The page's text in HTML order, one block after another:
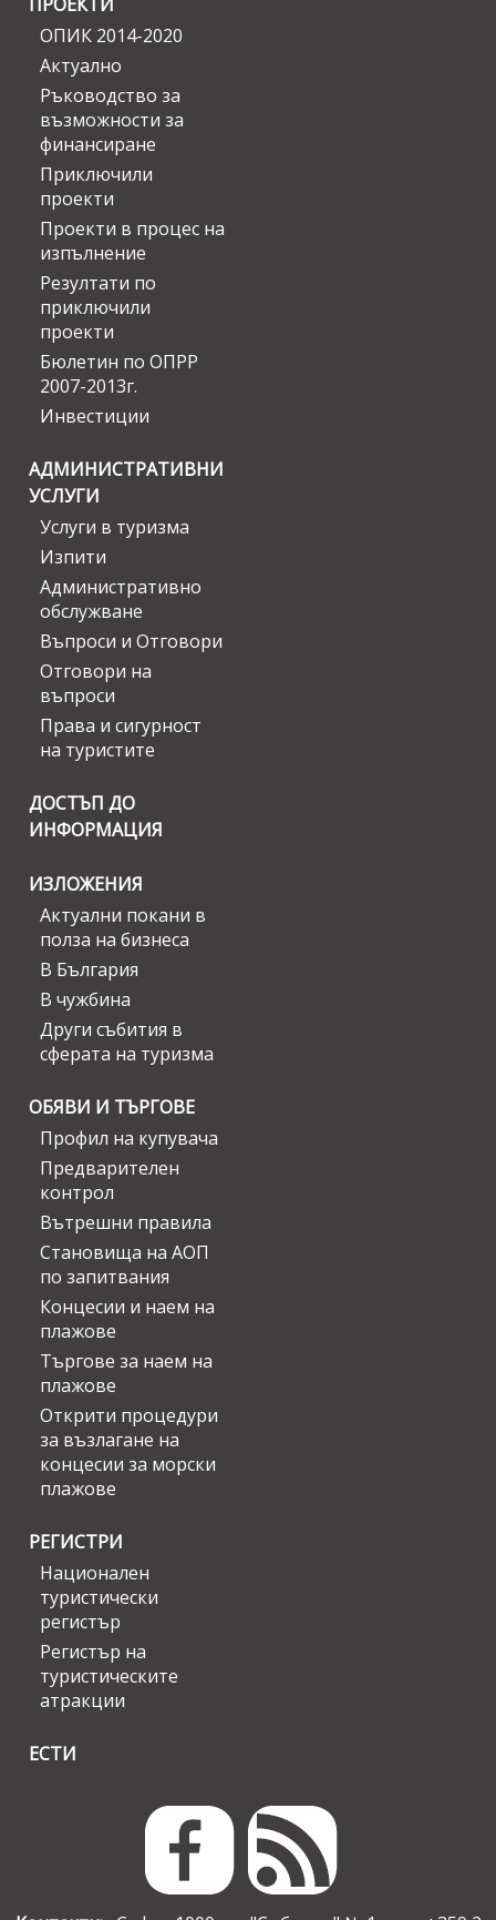
ОПИК 2014-2020
Актуално
Ръководство за
възможности за
финансиране
Приключили
проекти
Проекти в процес на
изпълнение
Резултати по
приключили
проекти
Бюлетин по ОПРР
2007-2013г.
Инвестиции
АДМИНИСТРАТИВНИ
УСЛУГИ
Услуги в туризма
Изпити
Административно
обслужване
Въпроси и Отговори
Отговори на
въпроси
Права и сигурност
на туристите
ДОСТЪП ДО
ИНФОРМАЦИЯ
ИЗЛОЖЕНИЯ
Актуални покани в
полза на бизнеса
В България
В чужбина
Други събития в
сферата на туризма
ОБЯВИ И ТЪРГОВЕ
Профил на купувача
Предварителен
контрол
Вътрешни правила
Становища на АОП
по запитвания
Концесии и наем на
плажове
Търгове за наем на
плажове
Открити процедури
за възлагане на
концесии за морски
плажове
РЕГИСТРИ
Национален
туристически
регистър
Регистър на
туристическите
атракции
ЕСТИ